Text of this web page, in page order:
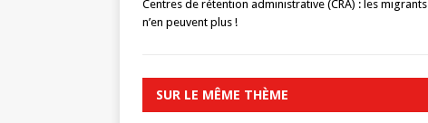
Centres de rétention administrative (CRA) : les migrants
n’en peuvent plus !
SUR LE MÊME THÈME